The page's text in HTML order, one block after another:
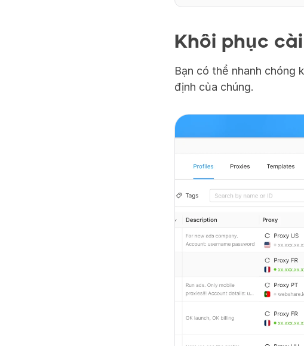
Khôi phục
Bạn có thể nhanh chóng
định của chúng.